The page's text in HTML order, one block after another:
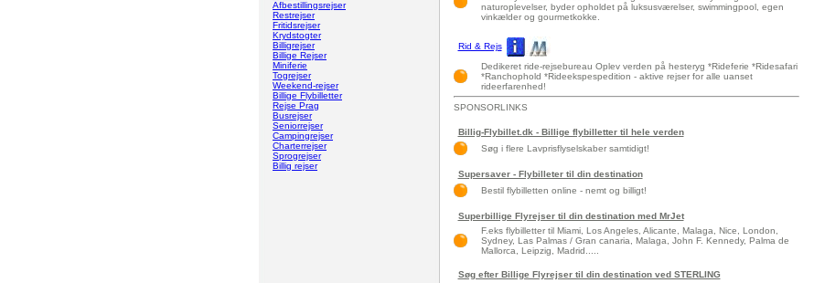
Afbestillingsrejser
Restrejser
Fritidsrejser
Krydstogter
Billigrejser
Billige Rejser
Miniferie
Togrejser
Weekend-rejser
Billige Flybilletter
Rejse Prag
Busrejser
Seniorrejser
Campingrejser
Charterrejser
Sprogrejser
Billig rejser
naturoplevelser, byder opholdet på luksusværelser, swimmingpool, egen
vinkælder og gourmetkokke.
Rid & Rejs
Dedikeret ride-rejsebureau Oplev verden på hesteryg *Rideferie *Ridesafari
*Ranchophold *Rideekspespedition - aktive rejser for alle uanset
rideerfarenhed!
SPONSORLINKS
Billig-Flybillet.dk - Billige flybilletter til hele verden
Søg i flere Lavprisflyselskaber samtidigt!
Supersaver - Flybilleter til din destination
Bestil flybilletten online - nemt og billigt!
Superbillige Flyrejser til din destination med MrJet
F.eks flybilletter til Miami, Los Angeles, Alicante, Malaga, Nice, London,
Sydney, Las Palmas / Gran canaria, Malaga, John F. Kennedy, Palma de
Mallorca, Leipzig, Madrid.....
Søg efter Billige Flyrejser til din destination ved STERLING